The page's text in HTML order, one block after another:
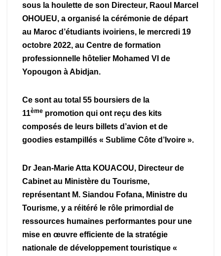
sous la houlette de son Directeur, Raoul Marcel
OHOUEU, a organisé la cérémonie de départ
au Maroc d’étudiants ivoiriens, le mercredi 19
octobre 2022, au Centre de formation
professionnelle hôtelier Mohamed VI de
Yopougon à Abidjan.
Ce sont au total 55 boursiers de la
11ème promotion qui ont reçu des kits
composés de leurs billets d’avion et de
goodies estampillés « Sublime Côte d’Ivoire ».
Dr Jean-Marie Atta KOUACOU, Directeur de
Cabinet au Ministère du Tourisme,
représentant M. Siandou Fofana, Ministre du
Tourisme, y a réitéré le rôle primordial de
ressources humaines performantes pour une
mise en œuvre efficiente de la stratégie
nationale de développement touristique «